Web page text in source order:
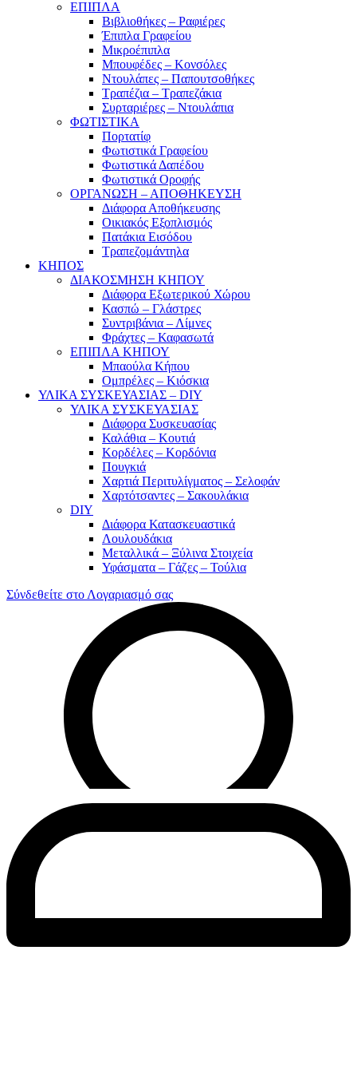
ΕΠΙΠΛΑ
Βιβλιοθήκες – Ραφιέρες
Έπιπλα Γραφείου
Μικροέπιπλα
Μπουφέδες – Κονσόλες
Ντουλάπες – Παπουτσοθήκες
Τραπέζια – Τραπεζάκια
Συρταριέρες – Ντουλάπια
ΦΩΤΙΣΤΙΚΑ
Πορτατίφ
Φωτιστικά Γραφείου
Φωτιστικά Δαπέδου
Φωτιστικά Οροφής
ΟΡΓΑΝΩΣΗ – ΑΠΟΘΗΚΕΥΣΗ
Διάφορα Αποθήκευσης
Οικιακός Εξοπλισμός
Πατάκια Εισόδου
Τραπεζομάντηλα
ΚΗΠΟΣ
ΔΙΑΚΟΣΜΗΣΗ ΚΗΠΟΥ
Διάφορα Εξωτερικού Χώρου
Κασπώ – Γλάστρες
Συντριβάνια – Λίμνες
Φράχτες – Καφασωτά
ΕΠΙΠΛΑ ΚΗΠΟΥ
Μπαούλα Κήπου
Ομπρέλες – Κιόσκια
ΥΛΙΚΑ ΣΥΣΚΕΥΑΣΙΑΣ – DIY
ΥΛΙΚΑ ΣΥΣΚΕΥΑΣΙΑΣ
Διάφορα Συσκευασίας
Καλάθια – Κουτιά
Κορδέλες – Κορδόνια
Πουγκιά
Χαρτιά Περιτυλίγματος – Σελοφάν
Χαρτότσαντες – Σακουλάκια
DIY
Διάφορα Κατασκευαστικά
Λουλουδάκια
Μεταλλικά – Ξύλινα Στοιχεία
Υφάσματα – Γάζες – Τούλια
Σύνδεθείτε στο Λογαριασμό σας